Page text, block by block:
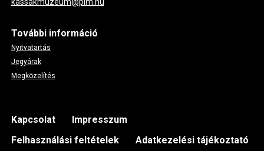
További információ
Nyitvatartás
Jegyárak
Megközelítés
Footer
Kapcsolat
Impresszum
Felhasználási feltételek
Adatkezelési tájékoztató